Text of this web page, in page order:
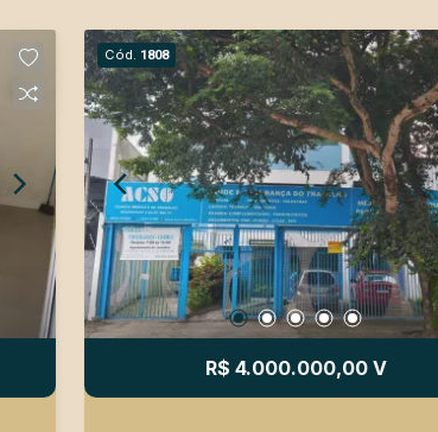
Cód. 1808
R$ 4.000.000,00 V